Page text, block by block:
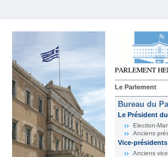
Le Parlement
Bureau du
Le Président
Election-
Anciens
Vice-présidents
Anciens